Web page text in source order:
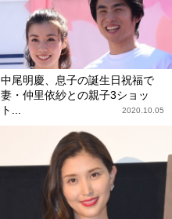
中尾明慶、息子の誕生日祝福で
妻・仲里依紗との親子3ショッ
ト...
2020.10.05